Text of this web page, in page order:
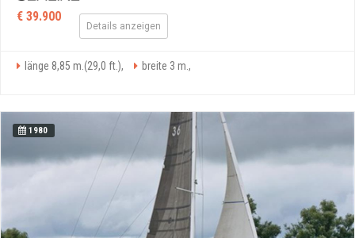
€ 39.900
Details anzeigen
länge 8,85 m.(29,0 ft.), breite 3 m.,
1980